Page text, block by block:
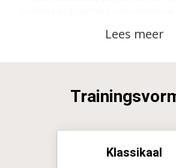
Engels verzorgd worden.
Klassikaal